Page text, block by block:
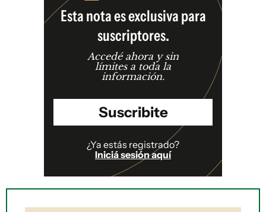
Esta nota es exclusiva para
suscriptores.
Accedé ahora y sin
límites a toda la
información.
Suscribite
¿Ya estás registrado?
Iniciá sesión aquí